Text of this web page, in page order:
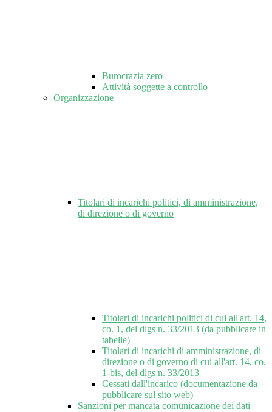
Burocrazia zero
Attività soggette a controllo
Organizzazione
Titolari di incarichi politici, di amministrazione,
di direzione o di governo
Titolari di incarichi politici di cui all'art. 14,
co. 1, del dlgs n. 33/2013 (da pubblicare in
tabelle)
Titolari di incarichi di amministrazione, di
direzione o di governo di cui all'art. 14, co.
1-bis, del dlgs n. 33/2013
Cessati dall'incarico (documentazione da
pubblicare sul sito web)
Sanzioni per mancata comunicazione dei dati